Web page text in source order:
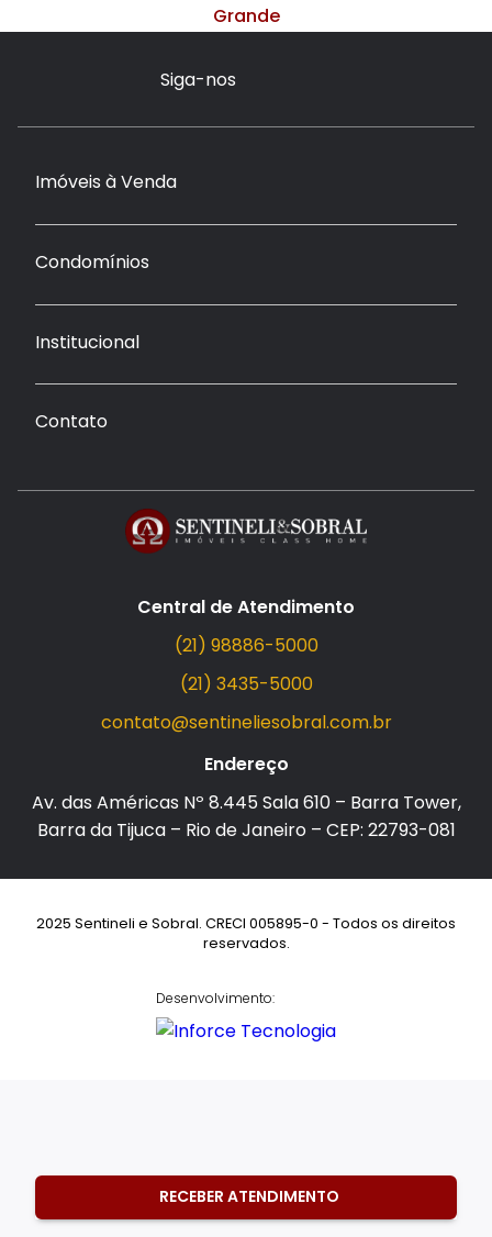
RECEBER ATENDIMENTO
Grande
Siga-nos
Imóveis à Venda
Condomínios
Institucional
Contato
Central de Atendimento
(21) 98886-5000
(21) 3435-5000
contato@sentineliesobral.com.br
Endereço
Av. das Américas Nº 8.445 Sala 610 – Barra Tower,
Barra da Tijuca – Rio de Janeiro – CEP: 22793-081
2025 Sentineli e Sobral. CRECI 005895-0 - Todos os direitos
reservados.
Desenvolvimento: